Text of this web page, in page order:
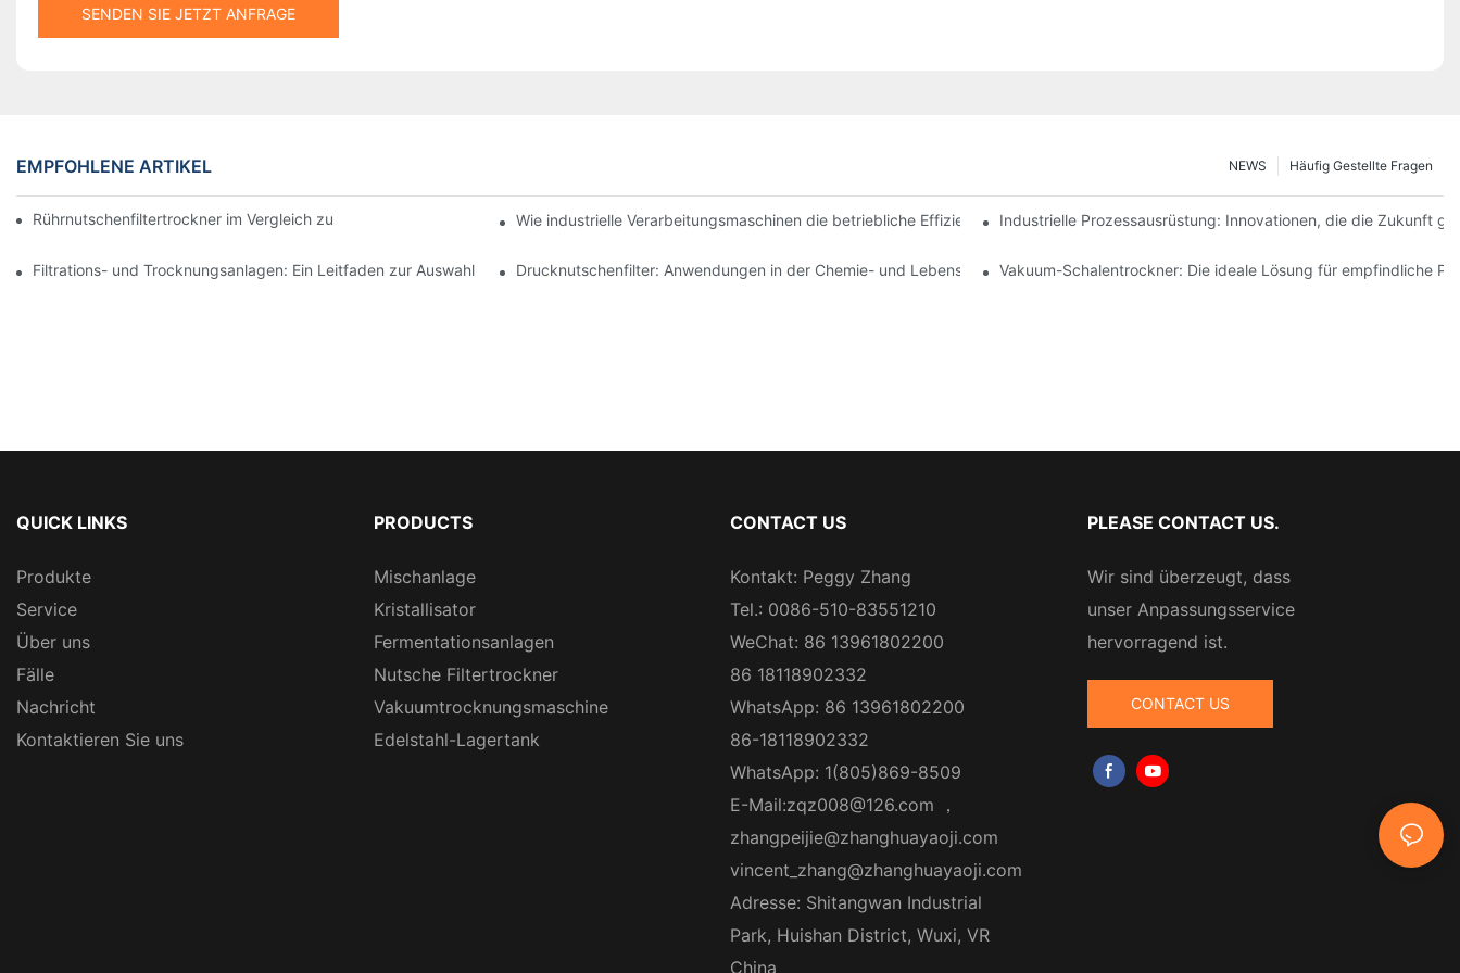
SENDEN SIE JETZT ANFRAGE
EMPFOHLENE ARTIKEL Häufig Gestellte Fragen
NEWS
Rührnutschenfiltertrockner im Vergleich zu anderen Trocknungsverfahren: Ein VergleichWie industrielle Verarbeitungsmaschinen die betriebliche Effizienz steigernIndustrielle Prozessausrüstung: Innovationen, die die Zukunft
Filtrations- und Trocknungsanlagen: Ein Leitfaden zur Auswahl und VerwendungDrucknutschenfilter: Anwendungen in der Chemie- und LebensmittelindustrieVakuum-Schalentrockner: Die ideale Lösung für empfindliche
QUICK LINKS
Produkte
Service
Über uns
Fälle
Nachricht
Kontaktieren Sie uns
PRODUCTS
Mischanlage
Kristallisator
Fermentationsanlagen
Nutsche Filtertrockner
Vakuumtrocknungsmaschine
Edelstahl-Lagertank
CONTACT US
Kontakt: Peggy Zhang
Tel.: 0086-510-83551210
WeChat: 86 13961802200
86 18118902332
WhatsApp: 86 13961802200
86-18118902332
WhatsApp: 1(805)869-8509
E-Mail:zqz008@126.com ，
zhangpeijie@zhanghuayaoji.com
vincent_zhang@zhanghuayaoji.com
Adresse: Shitangwan Industrial
Park, Huishan District, Wuxi, VR
China
PLEASE CONTACT US.
Wir sind überzeugt, dass
unser Anpassungsservice
hervorragend ist.
CONTACT US